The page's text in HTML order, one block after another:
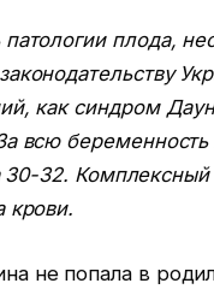
плода,
как синдром
всю
30-32.
крови.
не попала в